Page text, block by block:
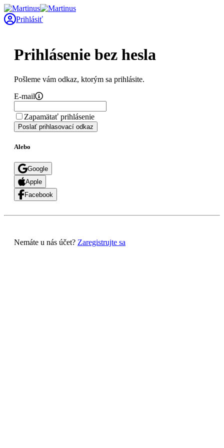
Prihlásiť
Prihlásenie bez hesla
Pošleme vám odkaz, ktorým sa prihlásite.
E-mail
Zapamätať prihlásenie
Poslať prihlasovací odkaz
Alebo
Google
Apple
Facebook
Nemáte u nás účet? Zaregistrujte sa